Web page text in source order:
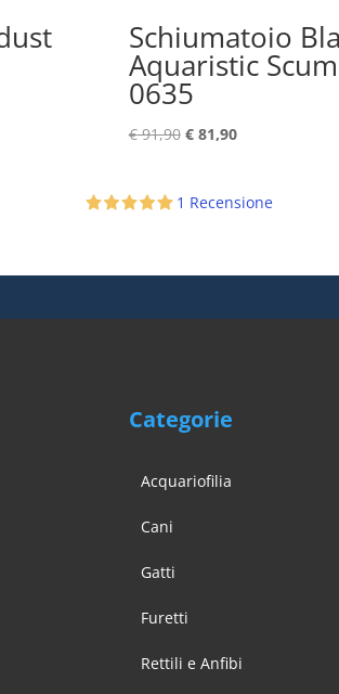
Schiumatoio
Aquaristic
0635
€91,90 Il
era:
€81,90Il
è:
1 Recensione
Categorie
Acquariofilia
Cani
Gatti
Furetti
Rettili e Anfibi